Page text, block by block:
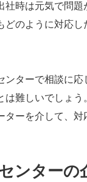
時は元気で問
どのように対応
ンターで相談に
難しいでしょ
ターを介して、
ンター